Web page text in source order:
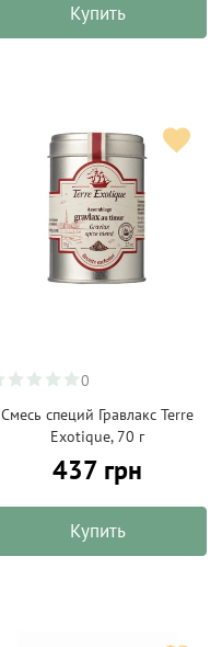
Купить
0
Смесь специй Гравлакс Terre
Exotique, 70 г
437 грн
Купить